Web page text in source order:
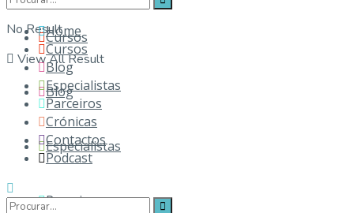
No Result
View All Result
Cursos
Blog
Especialistas
Parceiros
Home
Cursos
Blog
Especialistas
Parceiros
Crónicas
Contactos
Podcast